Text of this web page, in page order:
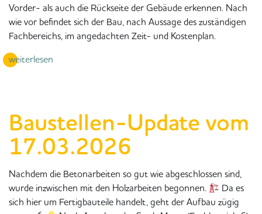
Vorder- als auch die Rückseite der Gebäude erkennen. Nach
wie vor befindet sich der Bau, nach Aussage des zuständigen
Fachbereichs, im angedachten Zeit- und Kostenplan.
weiterlesen
Baustellen-Update vom
17.03.2026
Nachdem die Betonarbeiten so gut wie abgeschlossen sind,
wurde inzwischen mit den Holzarbeiten begonnen.
Da es
sich hier um Fertigbauteile handelt, geht der Aufbau zügig